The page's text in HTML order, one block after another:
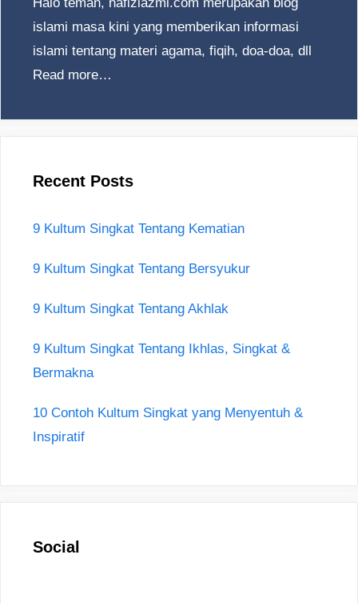
islami masa kini yang memberikan informasi
islami tentang materi agama, fiqih, doa-doa, dll
Read more…
Recent Posts
9 Kultum Singkat Tentang Kematian
9 Kultum Singkat Tentang Bersyukur
9 Kultum Singkat Tentang Akhlak
9 Kultum Singkat Tentang Ikhlas, Singkat &
Bermakna
10 Contoh Kultum Singkat yang Menyentuh &
Inspiratif
Social